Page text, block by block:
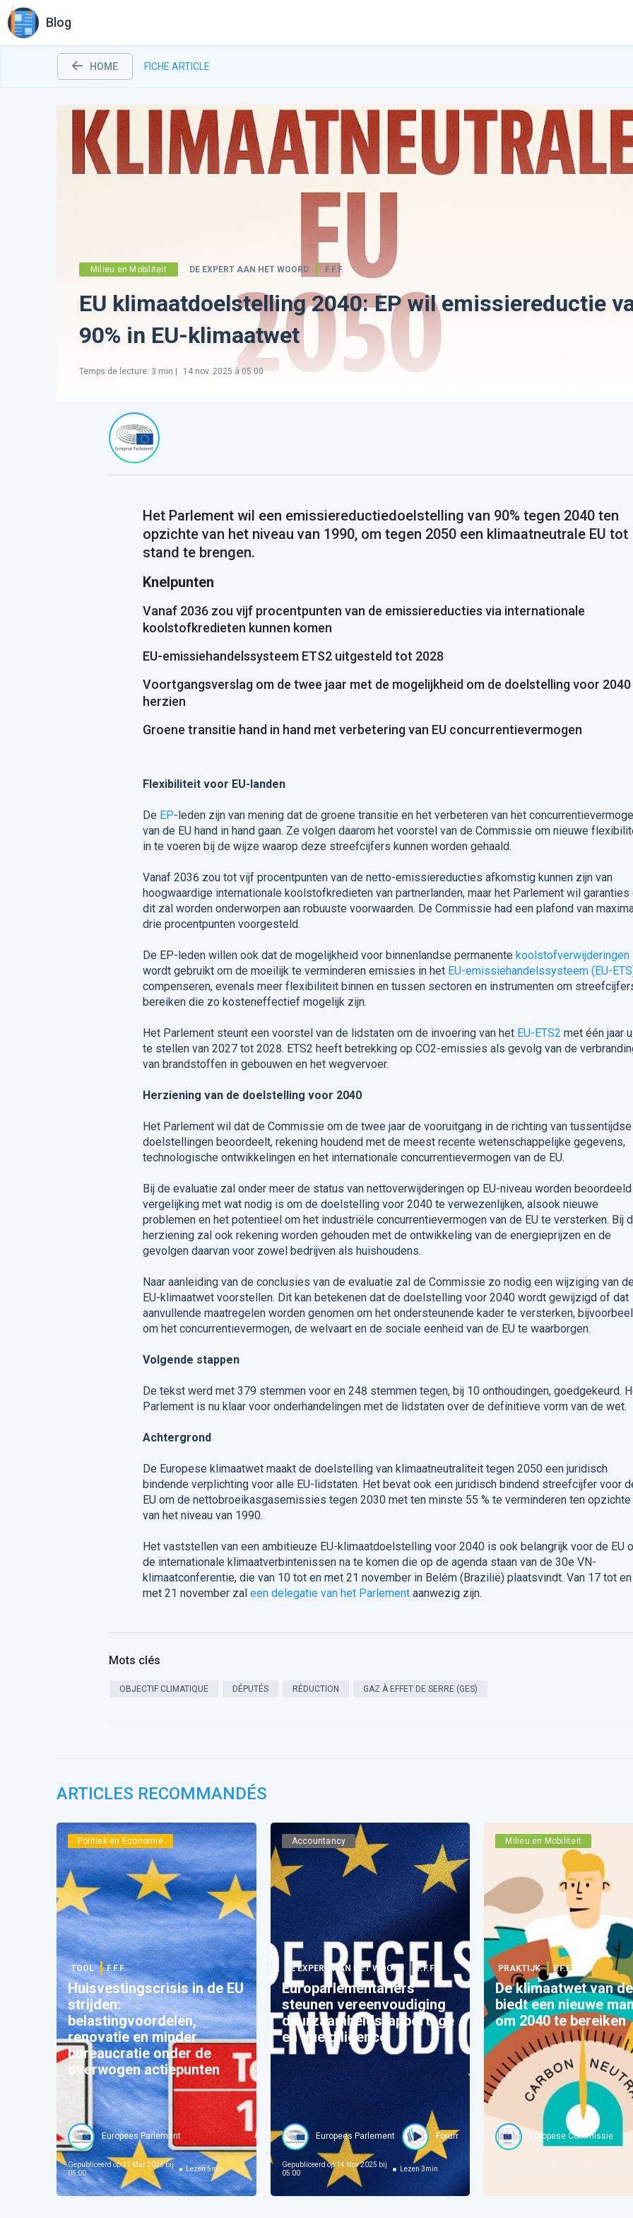
Blog
HOME FICHE ARTICLE
Milieu en Mobiliteit DE EXPERT AAN HET WOORD F.F.F.
EU klimaatdoelstelling 2040: EP wil emissiereductie
90% in EU-klimaatwet
Temps de lecture: 3 min | 14 nov. 2025 à 05:00
Het Parlement wil een emissiereductiedoelstelling van 90% tegen 2040 ten
opzichte van het niveau van 1990, om tegen 2050 een klimaatneutrale EU tot
stand te brengen.
Knelpunten
Vanaf 2036 zou vijf procentpunten van de emissiereducties via internationale
koolstofkredieten kunnen komen
EU-emissiehandelssysteem ETS2 uitgesteld tot 2028
Voortgangsverslag om de twee jaar met de mogelijkheid om de doelstelling voor
herzien
Groene transitie hand in hand met verbetering van EU concurrentievermogen
Flexibiliteit voor EU-landen
De EP-leden zijn van mening dat de groene transitie en het verbeteren van het
van de EU hand in hand gaan. Ze volgen daarom het voorstel van de Commissie om nieuwe
in te voeren bij de wijze waarop deze streefcijfers kunnen worden gehaald.
Vanaf 2036 zou tot vijf procentpunten van de netto-emissiereducties afkomstig kunnen zijn van
hoogwaardige internationale koolstofkredieten van partnerlanden, maar het Parlement wil garanties
dit zal worden onderworpen aan robuuste voorwaarden. De Commissie had een plafond van
drie procentpunten voorgesteld.
De EP-leden willen ook dat de mogelijkheid voor binnenlandse permanente koolstofverwijderingen
wordt gebruikt om de moeilijk te verminderen emissies in het EU-emissiehandelssysteem (EU-
compenseren, evenals meer flexibiliteit binnen en tussen sectoren en instrumenten om
bereiken die zo kosteneffectief mogelijk zijn.
Het Parlement steunt een voorstel van de lidstaten om de invoering van het EU-ETS2 met één jaar
te stellen van 2027 tot 2028. ETS2 heeft betrekking op CO2-emissies als gevolg van de
van brandstoffen in gebouwen en het wegvervoer.
Herziening van de doelstelling voor 2040
Het Parlement wil dat de Commissie om de twee jaar de vooruitgang in de richting van tussentijdse
doelstellingen beoordeelt, rekening houdend met de meest recente wetenschappelijke gegevens,
technologische ontwikkelingen en het internationale concurrentievermogen van de EU.
Bij de evaluatie zal onder meer de status van nettoverwijderingen op EU-niveau worden
vergelijking met wat nodig is om de doelstelling voor 2040 te verwezenlijken, alsook nieuwe
problemen en het potentieel om het industriële concurrentievermogen van de EU te versterken. Bij
herziening zal ook rekening worden gehouden met de ontwikkeling van de energieprijzen en de
gevolgen daarvan voor zowel bedrijven als huishoudens.
Naar aanleiding van de conclusies van de evaluatie zal de Commissie zo nodig een wijziging van de
EU-klimaatwet voorstellen. Dit kan betekenen dat de doelstelling voor 2040 wordt gewijzigd of dat
aanvullende maatregelen worden genomen om het ondersteunende kader te versterken,
om het concurrentievermogen, de welvaart en de sociale eenheid van de EU te waarborgen.
Volgende stappen
De tekst werd met 379 stemmen voor en 248 stemmen tegen, bij 10 onthoudingen, goedgekeurd.
Parlement is nu klaar voor onderhandelingen met de lidstaten over de definitieve vorm van de wet.
Achtergrond
De Europese klimaatwet maakt de doelstelling van klimaatneutraliteit tegen 2050 een juridisch
bindende verplichting voor alle EU-lidstaten. Het bevat ook een juridisch bindend streefcijfer voor
EU om de nettobroeikasgasemissies tegen 2030 met ten minste 55 % te verminderen ten opzichte
van het niveau van 1990.
Het vaststellen van een ambitieuze EU-klimaatdoelstelling voor 2040 is ook belangrijk voor de EU
de internationale klimaatverbintenissen na te komen die op de agenda staan van de 30e VN-
klimaatconferentie, die van 10 tot en met 21 november in Belém (Brazilië) plaatsvindt. Van 17 tot en
met 21 november zal een delegatie van het Parlement aanwezig zijn.
Mots clés
OBJECTIF CLIMATIQUE DÉPUTÉS RÉDUCTION GAZ À EFFET DE SERRE (GES)
ARTICLES RECOMMANDÉS
Politiek en Economie
TOOL F.F.F.
Huisvestingscrisis in de EU
strijden:
belastingvoordelen,
renovatie en minder
bureaucratie onder de
overwogen actiepunten
Europees Parlement
Gepubliceerd op11 Mar 2026 bij
05:00
Lezen 5min
Accountancy
DE EXPERT AAN HET WOORD F.F.F.
Europarlementariërs
steunen vereenvoudiging
duurzaamheidsrapportage
en due diligence
Europees Parlement Forum For the Future
Gepubliceerd op14 Nov 2025 bij
05:00
Lezen 3min
Milieu en Mobiliteit
PRAKTIJK F.F.F.
De klimaatwet van
biedt een nieuwe
om 2040 te bereiken
Europese Commissie